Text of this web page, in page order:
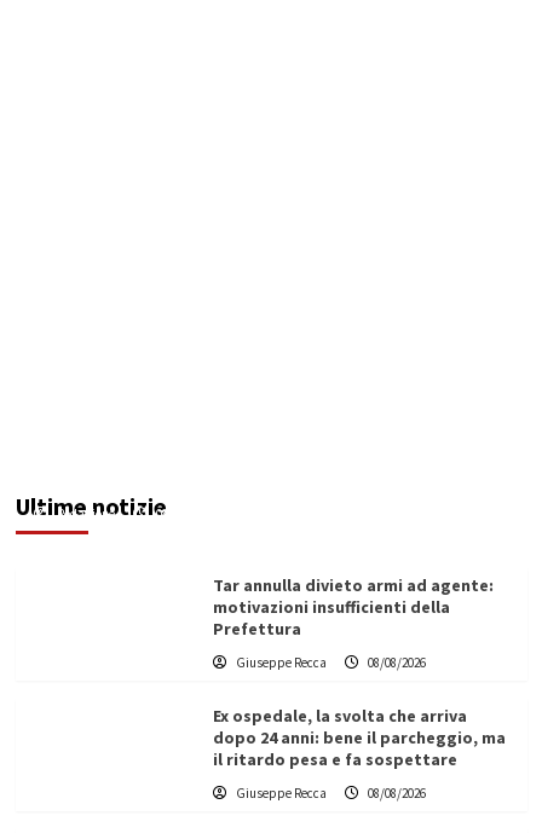
Ultime notizie
Redazione 08/08/2026
Tar annulla divieto armi ad agente:
motivazioni insufficienti della
Prefettura
Giuseppe Recca 08/08/2026
Ex ospedale, la svolta che arriva
dopo 24 anni: bene il parcheggio, ma
il ritardo pesa e fa sospettare
Giuseppe Recca 08/08/2026